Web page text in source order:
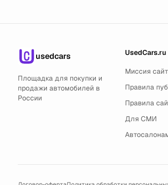
usedcars
Площадка для покупки и
продажи автомобилей в
России
UsedCars.ru
Миссия
Правила
Правила
Для СМИ